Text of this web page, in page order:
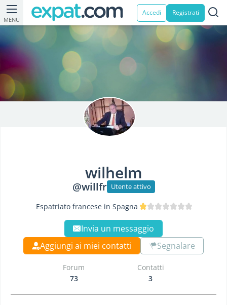
MENU
Accedi Registrati
wilhelm
@willfr Utente attivo
Espatriato francese in Spagna
Invia un messaggio
Aggiungi ai miei contatti
Segnalare
Forum
73
Contatti
3